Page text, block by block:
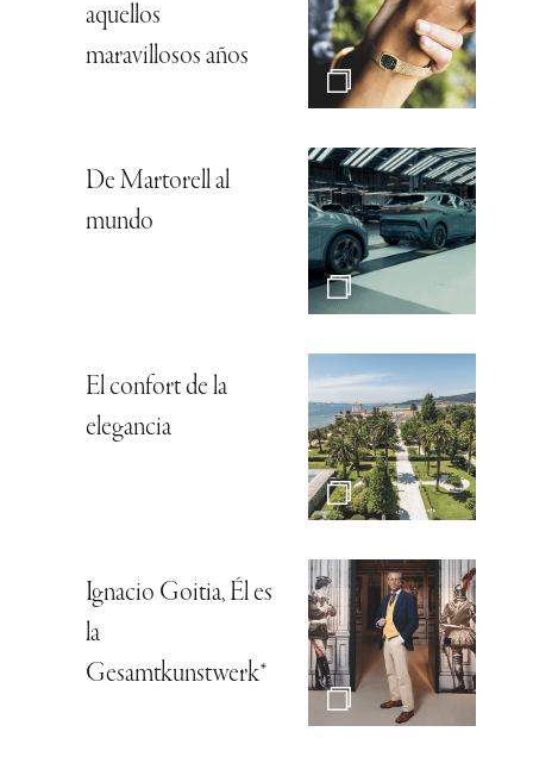
aquellos
maravillosos años
De Martorell al
mundo
El confort de la
elegancia
Ignacio Goitia, Él es
la
Gesamtkunstwerk*